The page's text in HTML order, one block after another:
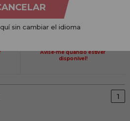
Avise-me quando estiver
disponível!
1
sin cambiar el idioma